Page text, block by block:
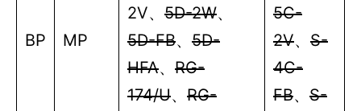
BP MP
2V、 5D-2W、
5D-FB、 5D-
HFA、 RG-
174/U、 RG-
5C-
2V、 S-
4C-
FB、 S-